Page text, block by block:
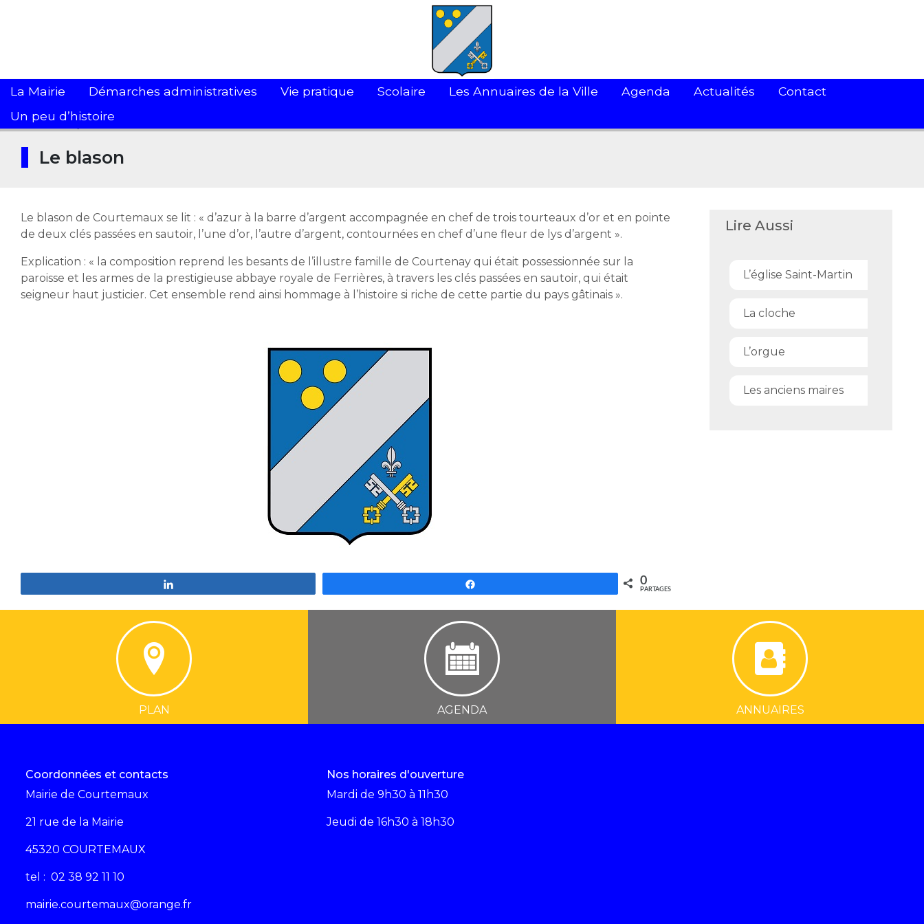
La Mairie Démarches administratives Vie pratique Scolaire Les Annuaires de la Ville Agenda Actualités
Contact
Un peu d’histoire
Accueil
Le blason
Le blason de Courtemaux se lit : « d’azur à la barre d’argent accompagnée en chef de trois tourteaux d’or et en pointe
de deux clés passées en sautoir, l’une d’or, l’autre d’argent, contournées en chef d’une fleur de lys d’argent ».
Explication : « la composition reprend les besants de l’illustre famille de Courtenay qui était possessionnée sur la
paroisse et les armes de la prestigieuse abbaye royale de Ferrières, à travers les clés passées en sautoir, qui était
seigneur haut justicier. Cet ensemble rend ainsi hommage à l’histoire si riche de cette partie du pays gâtinais ».
Lire Aussi
L’église Saint-Martin
La cloche
L’orgue
Les anciens maires
0
PARTAGES
PLAN AGENDA ANNUAIRES
Coordonnées et contacts
Mairie de Courtemaux
21 rue de la Mairie
45320 COURTEMAUX
tel : 02 38 92 11 10
mairie.courtemaux@orange.fr
Nos horaires d'ouverture
Mardi de 9h30 à 11h30
Jeudi de 16h30 à 18h30